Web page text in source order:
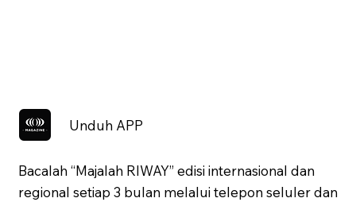
Unduh APP
Bacalah “Majalah RIWAY” edisi internasional dan
regional setiap 3 bulan melalui telepon seluler dan